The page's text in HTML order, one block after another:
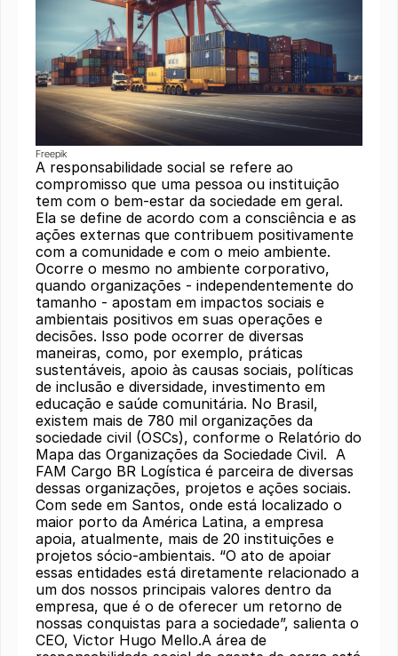
Freepik
A responsabilidade social se refere ao
compromisso que uma pessoa ou instituição
tem com o bem-estar da sociedade em geral.
Ela se define de acordo com a consciência e as
ações externas que contribuem positivamente
com a comunidade e com o meio ambiente.
Ocorre o mesmo no ambiente corporativo,
quando organizações - independentemente do
tamanho - apostam em impactos sociais e
ambientais positivos em suas operações e
decisões. Isso pode ocorrer de diversas
maneiras, como, por exemplo, práticas
sustentáveis, apoio às causas sociais, políticas
de inclusão e diversidade, investimento em
educação e saúde comunitária. No Brasil,
existem mais de 780 mil organizações da
sociedade civil (OSCs), conforme o Relatório do
Mapa das Organizações da Sociedade Civil. A
FAM Cargo BR Logística é parceira de diversas
dessas organizações, projetos e ações sociais.
Com sede em Santos, onde está localizado o
maior porto da América Latina, a empresa
apoia, atualmente, mais de 20 instituições e
projetos sócio-ambientais. “O ato de apoiar
essas entidades está diretamente relacionado a
um dos nossos principais valores dentro da
empresa, que é o de oferecer um retorno de
nossas conquistas para a sociedade”, salienta o
CEO, Victor Hugo Mello.A área de